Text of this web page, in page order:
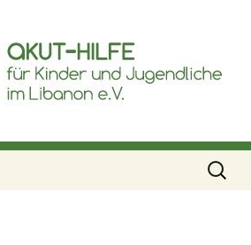
im Libanon e.V.
Suchen
nach: